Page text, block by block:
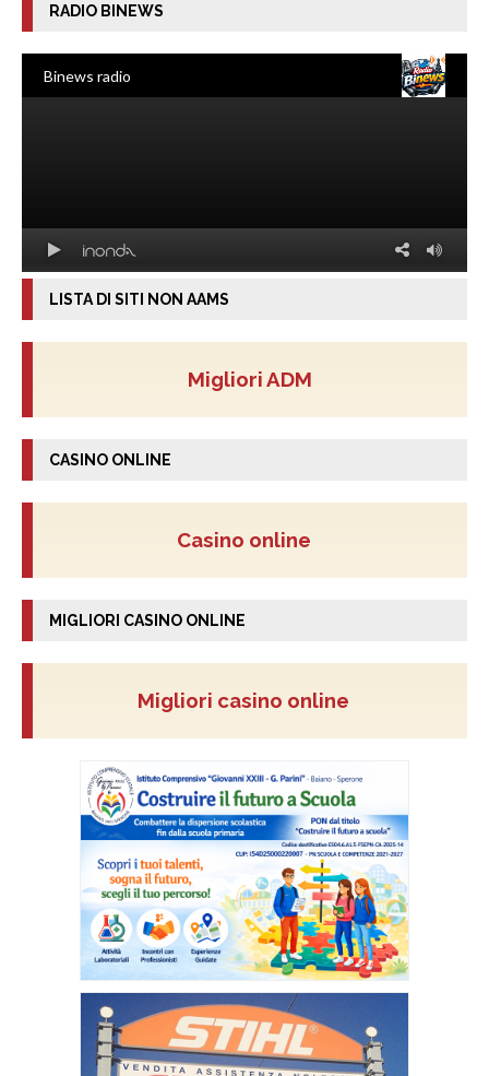
RADIO BINEWS
LISTA DI SITI NON AAMS
Migliori ADM
CASINO ONLINE
Casino online
MIGLIORI CASINO ONLINE
Migliori casino online